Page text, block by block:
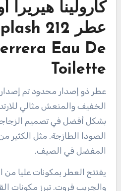
كارولينا هيريرا
Eau De
Toilette
الخفيف والمنعش مثالي
بشكل أفضل في تصميم
الصودا الطازجة. مثل الكثير
المفضل في الصيف.
يفتتح العطر بمكونات عليا
والجريب فروت. تبرز مكونات